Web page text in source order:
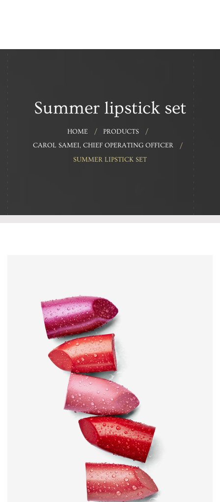
Contact Us
Summer lipstick set
HOME
PRODUCTS
CAROL SAMEI, CHIEF OPERATING OFFICER
SUMMER LIPSTICK SET